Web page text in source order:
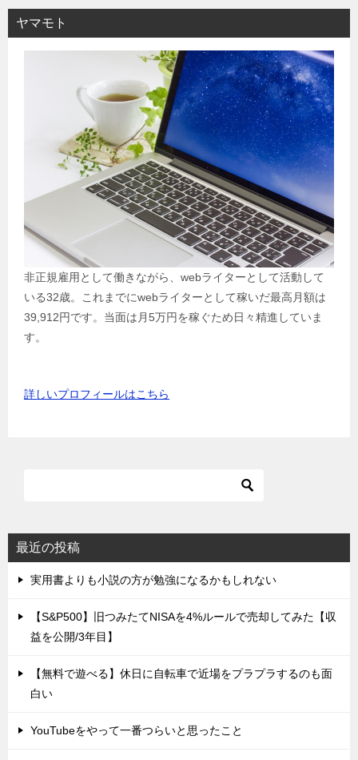
ヤマモト
非正規雇用として働きながら、webライターとして活動して
いる32歳。これまでにwebライターとして稼いだ最高月額は
39,912円です。当面は月5万円を稼ぐため日々精進していま
す。
詳しいプロフィールはこちら
最近の投稿
実用書よりも小説の方が勉強になるかもしれない
【S&P500】旧つみたてNISAを4%ルールで売却してみた【収
益を公開/3年目】
【無料で遊べる】休日に自転車で近場をプラプラするのも面
白い
YouTubeをやって一番つらいと思ったこと